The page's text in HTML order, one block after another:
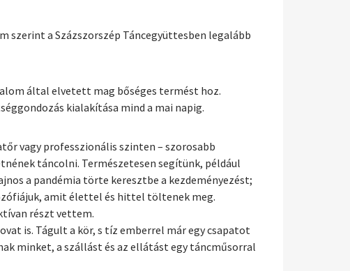
szerint a Százszorszép Táncegyüttesben legalább
által elvetett mag bőséges termést hoz.
kialakítása mind a mai napig.
vagy professzionális szinten – szorosabb
táncolni. Természetesen segítünk, például
a pandémia törte keresztbe a kezdeményezést;
amit élettel és hittel töltenek meg.
részt vettem.
is. Tágult a kör, s tíz emberrel már egy csapatot
minket, a szállást és az ellátást egy táncműsorral